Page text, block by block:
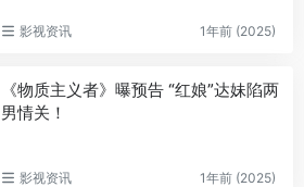
影视资讯 1年前 (2025)
《物质主义者》曝预告 “红娘”达妹陷两
男情关！
影视资讯 1年前 (2025)